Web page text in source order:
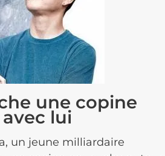
une copine
lui
un jeune milliardaire